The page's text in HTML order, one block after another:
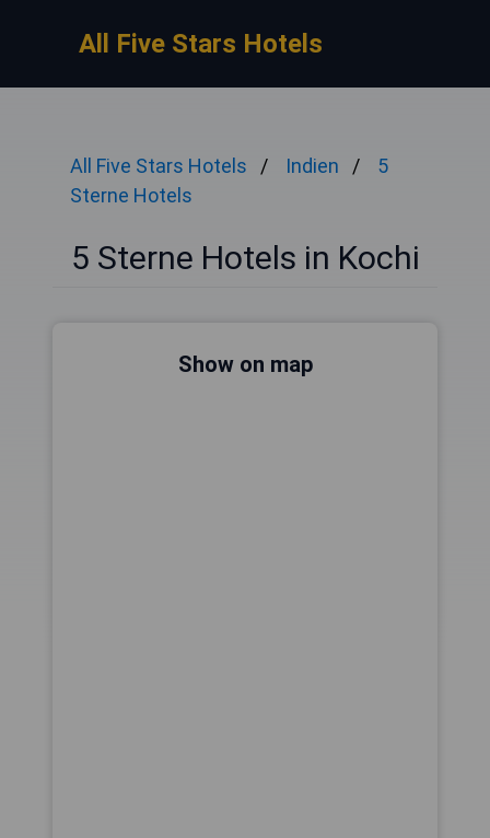
All Five Stars Hotels
All Five Stars Hotels Indien
5
Sterne Hotels
5 Sterne Hotels in Kochi
Show on map